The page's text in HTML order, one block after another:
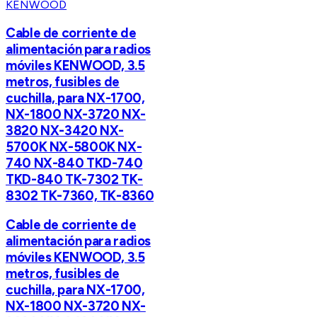
KENWOOD
Cable de corriente de
alimentación para radios
móviles KENWOOD, 3.5
metros, fusibles de
cuchilla, para NX-1700,
NX-1800 NX-3720 NX-
3820 NX-3420 NX-
5700K NX-5800K NX-
740 NX-840 TKD-740
TKD-840 TK-7302 TK-
8302 TK-7360, TK-8360
Cable de corriente de
alimentación para radios
móviles KENWOOD, 3.5
metros, fusibles de
cuchilla, para NX-1700,
NX-1800 NX-3720 NX-